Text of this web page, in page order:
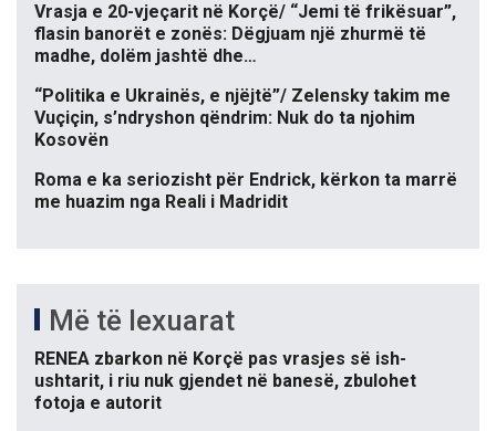
Vrasja e 20-vjeçarit në Korçë/ “Jemi të frikësuar”,
flasin banorët e zonës: Dëgjuam një zhurmë të
madhe, dolëm jashtë dhe…
“Politika e Ukrainës, e njëjtë”/ Zelensky takim me
Vuçiçin, s’ndryshon qëndrim: Nuk do ta njohim
Kosovën
Roma e ka seriozisht për Endrick, kërkon ta marrë
me huazim nga Reali i Madridit
Më të lexuarat
RENEA zbarkon në Korçë pas vrasjes së ish-
ushtarit, i riu nuk gjendet në banesë, zbulohet
fotoja e autorit